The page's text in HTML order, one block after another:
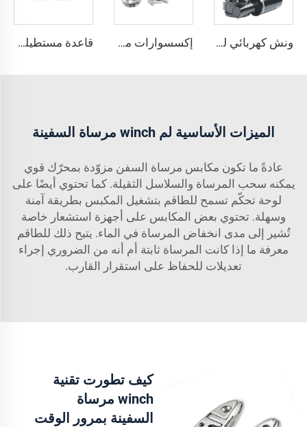
ونش كهربائي للمرساة البحرية 316، ونش كهربائي أفقي للمرساة البحرية، 5 طن، 10 طن، للقوارب إكسسوارات معدات قوارب شينغهوي، مملوء بفتحة سطح 38 مم، من الفولاذ المقاوم للصدأ 316 مع مفتاح، مُكمل لسطح القارب البحري قاعدة مستطيلة يدوية من الفولاذ المقاوم للصدأ 316 درجة 90
الميزات الأساسية لم winch مرساة السفينة
عادةً ما تكون مكابس مرساة السفن مزوّدة بمحرّك قوي
يمكنه سحب المرساة والسلاسل الثقيلة. كما تحتوي أيضًا على
لوحة تحكّم تسمح للطاقم بتشغيل المكبس بطريقة آمنة
وسهلة. تحتوي بعض المكابس على أجهزة استشعار خاصة
تُشير إلى مدى انخفاض المرساة في الماء. يتيح ذلك للطاقم
معرفة ما إذا كانت المرساة ثابتة أم أنه من الضروري إجراء
تعديلات للحفاظ على استقرار القارب.
كيف تطورت تقنية
winch مرساة
السفينة بمرور الوقت